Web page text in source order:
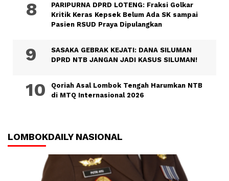
PARIPURNA DPRD LOTENG: Fraksi Golkar
Kritik Keras Kepsek Belum Ada SK sampai
Pasien RSUD Praya Dipulangkan
SASAKA GEBRAK KEJATI: DANA SILUMAN
DPRD NTB JANGAN JADI KASUS SILUMAN!
Qoriah Asal Lombok Tengah Harumkan NTB
di MTQ Internasional 2026
LOMBOKDAILY NASIONAL